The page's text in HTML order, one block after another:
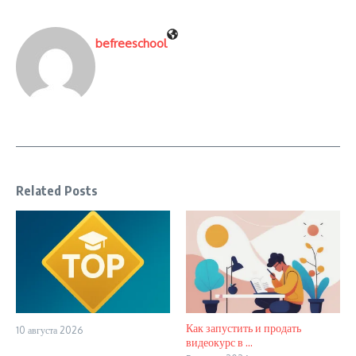
befreeschool
Related Posts
10 августа 2026
Как запустить и продать
видеокурс в ...